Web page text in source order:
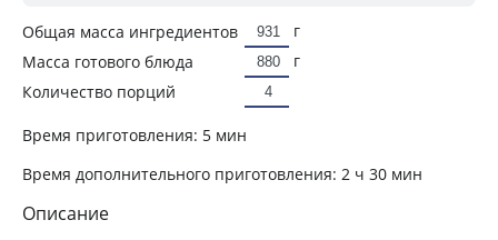
Общая масса ингредиентов
г
Масса готового блюда
г
Количество порций
Время приготовления: 5 мин
Время дополнительного приготовления: 2 ч 30 мин
Описание